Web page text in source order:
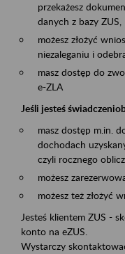
przekażesz
danych z bazy ZUS,
możesz złożyć
niezaleganiu i
masz dostęp do
e-ZLA
Jeśli jesteś
masz dostęp m.in.
dochodach
czyli rocznego
możesz
możesz też złożyć
Jesteś klientem ZUS -
konto na eZUS.
Wystarczy